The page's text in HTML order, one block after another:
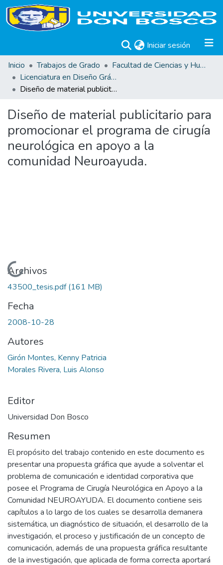
Iniciar sesión (current)
Inicio
Trabajos de Grado
Facultad de Ciencias y Humanidades
Licenciatura en Diseño Gráfico
Diseño de material publicitario para promocionar el programa de cirugía neurológica en apoyo a la comunidad Neuroayuda.
Diseño de material publicitario para
promocionar el programa de cirugía
neurológica en apoyo a la
comunidad Neuroayuda.
Cargando...
Archivos
43500_tesis.pdf(161 MB)
Fecha
2008-10-28
Autores
Girón Montes, Kenny Patricia
Morales Rivera, Luis Alonso
Editor
Universidad Don Bosco
Resumen
El propósito del trabajo contenido en este documento es
presentar una propuesta gráfica que ayude a solventar el
problema de comunicación e identidad corporativa que
posee el Programa de Cirugía Neurológica en Apoyo a la
Comunidad NEUROAYUDA. El documento contiene seis
capítulos a lo largo de los cuales se desarrolla demanera
sistemática, un diagnóstico de situación, el desarrollo de la
investigación, el proceso y justificación de un concepto de
comunicación, además de una propuesta gráfica resultante
de la investigación, que aplicada de forma correcta aportará